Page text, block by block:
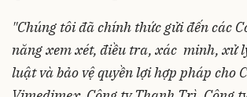
"Chúng tôi đã chính thức gửi đến các
năng xem xét, điều tra, xác minh, xử
luật và bảo vệ quyền lợi hợp pháp cho